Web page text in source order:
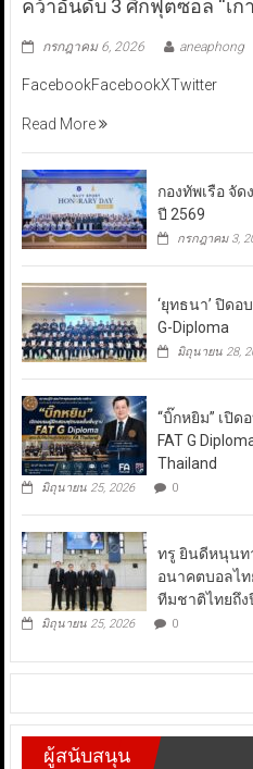
คว้าอันดับ 3 ศึกฟุตซอล “เก
กรกฎาคม 6, 2026 aneaphong
FacebookFacebookXTwitter
Read More
กองทัพเรือ จั
ปี 2569
กรกฎาคม 3,
‘ยุทธนา’ ปิด
G-Diploma
มิถุนายน 28,
“บิ๊กหยิม” เปิ
FAT G
Thailand
มิถุนายน 25, 2026 0
ทรู ยินดีหนุนท
อนาคตบอลไ
ทีมชาติไทยถึง
มิถุนายน 25, 2026 0
ผู้สนับสนุน